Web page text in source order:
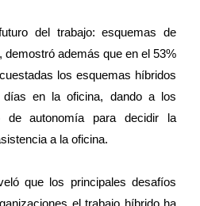
del trabajo: esquemas de
demostró además que en el 53%
los esquemas híbridos
en la oficina, dando a los
de autonomía para decidir la
a la oficina.
que los principales desafíos
el trabajo híbrido ha